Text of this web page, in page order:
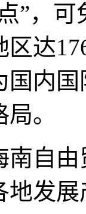
”，
达
国内
。
自由
地发